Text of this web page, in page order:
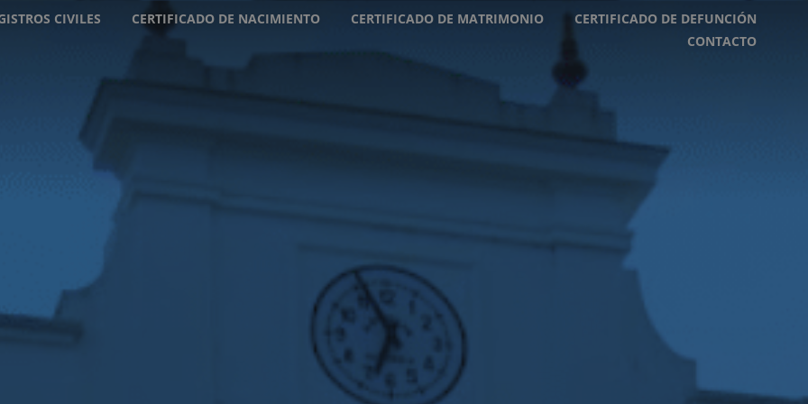
CIVILES CERTIFICADO DE NACIMIENTO CERTIFICADO DE MATRIMONIO
CERTIFICADO DE DEFUNCIÓN
CONTACTO